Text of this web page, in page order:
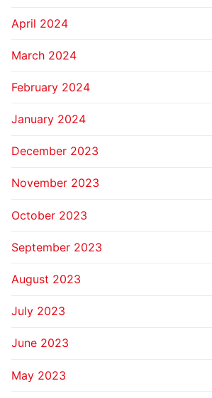
April 2024
March 2024
February 2024
January 2024
December 2023
November 2023
October 2023
September 2023
August 2023
July 2023
June 2023
May 2023